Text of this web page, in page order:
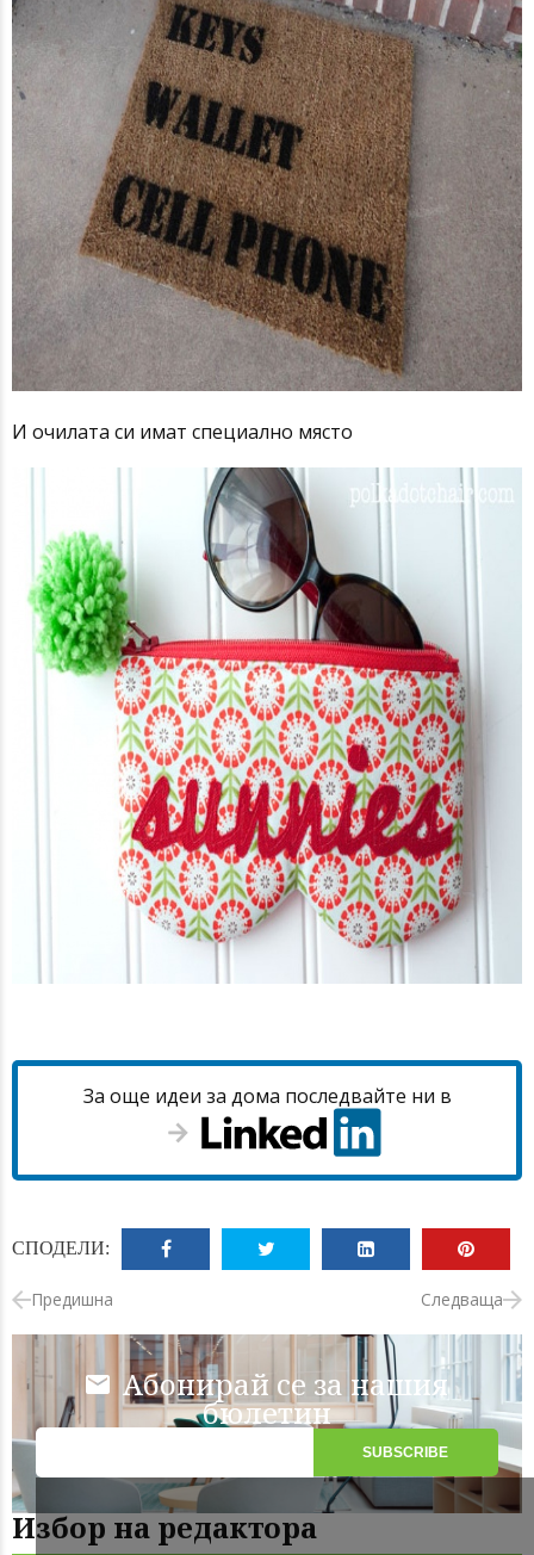
И очилата си имат специално място
За още идеи за дома последвайте ни в
СПОДЕЛИ:
Предишна Следваща
Абонирай се за нашия
бюлетин
Избор на редактора